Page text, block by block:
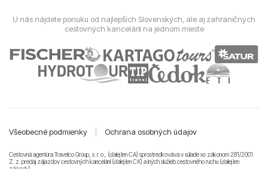
U nás nájdete ponuku od najlepších Slovenských, ale aj zahraničných
cestovných kancelárií na jednom mieste
Všeobecné podmienky Ochrana osobných údajov
Cestovná agentúra Travelco Group, s. r. o., (ďalej len CA) sprostredkováva v súlade so zákonom 281/2001
Z. z. predaj zájazdov cestovných kancelárii (ďalej len CK) a iných služieb cestovného ruchu (ďalej len
zájazdy).